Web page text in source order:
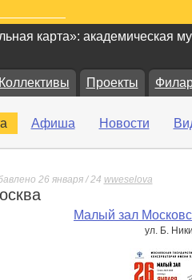
карта»: академическая
Коллективы Проекты
Афиша Новости
26 января / 24 wweselova
Малый зал
ул. Б.